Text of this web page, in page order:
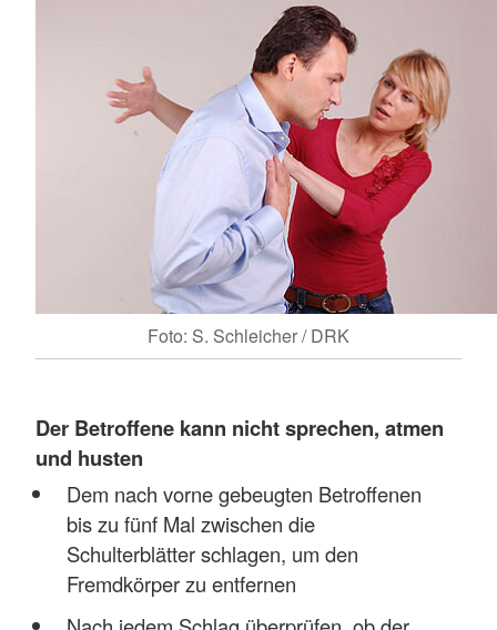
Foto: S. Schleicher / DRK
Der Betroffene kann nicht sprechen, atmen
und husten
Dem nach vorne gebeugten Betroffenen
bis zu fünf Mal zwischen die
Schulterblätter schlagen, um den
Fremdkörper zu entfernen